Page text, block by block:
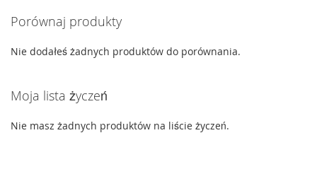
Porównaj produkty
Nie dodałeś żadnych produktów do porównania.
Moja lista życzeń
Nie masz żadnych produktów na liście życzeń.